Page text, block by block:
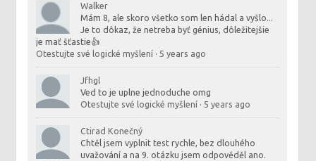
Walker
Mám 8, ale skoro všetko som len hádal a vyšlo...
Je to dôkaz, že netreba byť génius, dôležitejšie
je mať šťastie👍
Otestujte své logické myšlení · 5 years ago
Jfhgl
Ved to je uplne jednoduche omg
Otestujte své logické myšlení · 5 years ago
Ctirad Konečný
Chtěl jsem vyplnit test rychle, bez dlouhého
uvažování a na 9. otázku jsem odpověděl ano.